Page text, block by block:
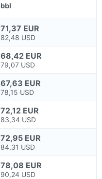
bbl
71,37 EUR
82,48 USD
68,42 EUR
79,07 USD
67,63 EUR
78,15 USD
72,12 EUR
83,34 USD
72,95 EUR
84,31 USD
78,08 EUR
90,24 USD